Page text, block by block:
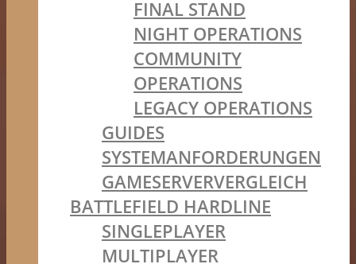
FINAL STAND
NIGHT OPERATIONS
COMMUNITY
OPERATIONS
LEGACY OPERATIONS
GUIDES
SYSTEMANFORDERUNGEN
GAMESERVERVERGLEICH
BATTLEFIELD HARDLINE
SINGLEPLAYER
MULTIPLAYER